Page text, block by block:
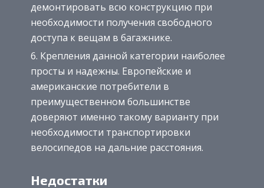
демонтировать всю конструкцию при
необходимости получения свободного
доступа к вещам в багажнике.
Крепления данной категории наиболее
просты и надежны. Европейские и
американские потребители в
преимущественном большинстве
доверяют именно такому варианту при
необходимости транспортировки
велосипедов на дальние расстояния.
Недостатки